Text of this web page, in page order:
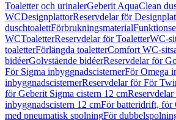
Toaletter och urinalerGeberit AquaClean
WCDesignplattorReservdelar för
duschtoalettFörbrukningsmaterial
WCToaletterReservdelar för ToaletterWC-
toaletterFörlängda toaletterComfort WC-
bidéerGolvstående bidéerReservdelar för
För Sigma inbyggnadscisternerFör Omega
inbyggnadscisternerReservdelar för För
för Geberit Sigma cistern 12 cm
inbyggnadscistern 12 cmFör batteridrift, för
med pneumatisk spolningFör